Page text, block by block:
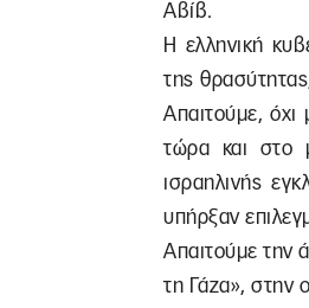
Αβίβ.
Η ελληνική
της
Απαιτούμε,
τώρα και στο
ισραηλινής
υπήρξαν
Απαιτούμε την
τη Γάζα», στην